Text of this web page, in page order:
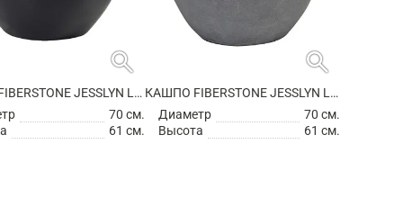
search
КАШПО FIBERSTONE JESSLYN L BLACK
70 см.
61 см.
search
КАШПО FIBERSTONE JESSLYN L GREY
Диаметр
70 см.
Высота
61 см.